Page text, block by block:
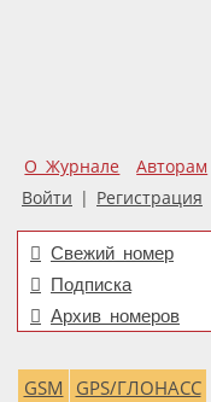
О Журнале Авторам
Войти | Регистрация
Свежий номер
Подписка
Архив номеров
GSM GPS/ГЛОНАСС